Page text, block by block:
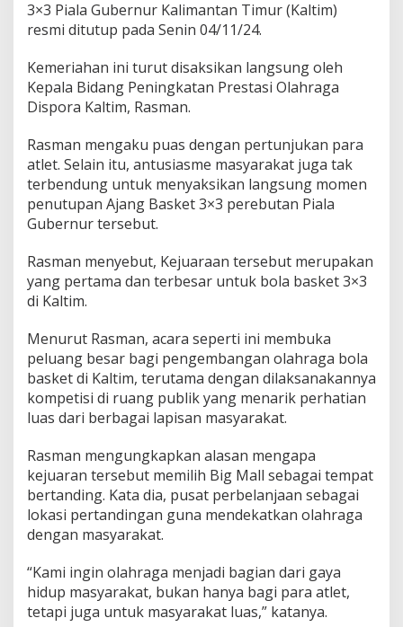
,
R
a
m
a
n
S
n
g
a
t
P
s
d
a
n
P
e
r
t
n
j
u
k
a
t
e
t
3×3 Piala Gubernur Kalimantan Timur (Kaltim)
resmi ditutup pada Senin 04/11/24.
Kemeriahan ini turut disaksikan langsung oleh
Kepala Bidang Peningkatan Prestasi Olahraga
Dispora Kaltim, Rasman.
Rasman mengaku puas dengan pertunjukan para
atlet. Selain itu, antusiasme masyarakat juga tak
terbendung untuk menyaksikan langsung momen
penutupan Ajang Basket 3×3 perebutan Piala
Gubernur tersebut.
Rasman menyebut, Kejuaraan tersebut merupakan
yang pertama dan terbesar untuk bola basket 3×3
di Kaltim.
Menurut Rasman, acara seperti ini membuka
peluang besar bagi pengembangan olahraga bola
basket di Kaltim, terutama dengan dilaksanakannya
kompetisi di ruang publik yang menarik perhatian
luas dari berbagai lapisan masyarakat.
Rasman mengungkapkan alasan mengapa
kejuaran tersebut memilih Big Mall sebagai tempat
bertanding. Kata dia, pusat perbelanjaan sebagai
lokasi pertandingan guna mendekatkan olahraga
dengan masyarakat.
“Kami ingin olahraga menjadi bagian dari gaya
hidup masyarakat, bukan hanya bagi para atlet,
tetapi juga untuk masyarakat luas,” katanya.